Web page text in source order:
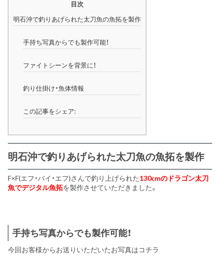
目次
明石沖で釣りあげられた太刀魚の魚拓を製作
手持ち写真からでも製作可能！
ファイトシーンを背景に！
釣り仕掛け・魚体情報
この記事をシェア:
明石沖で釣りあげられた太刀魚の魚拓を製作
F×F(エフ・バイ・エフ)さんで釣り上げられた130cmのドラゴン太刀
魚でデジタル魚拓を製作させていただきました。
手持ち写真からでも製作可能！
今回お客様からお送りいただいたお写真はコチラ